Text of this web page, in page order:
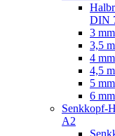
DIN
3 mm
3,5
4 mm
4,5
5 mm
6 mm
Senkkopf-
A2